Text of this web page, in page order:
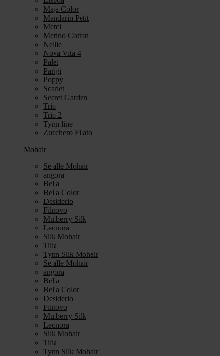
Maja Color
Mandarin Petit
Merci
Merino Cotton
Nellie
Nova Vita 4
Palet
Parigi
Poppy
Scarlet
Secret Garden
Trio
Trio 2
Tynn line
Zucchero Filato
Mohair
Se alle Mohair
angora
Bella
Bella Color
Desiderio
Filnovo
Mulberry Silk
Leonora
Silk Mohair
Tilia
Tynn Silk Mohair
Se alle Mohair
angora
Bella
Bella Color
Desiderio
Filnovo
Mulberry Silk
Leonora
Silk Mohair
Tilia
Tynn Silk Mohair